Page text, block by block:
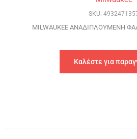
SKU:
MILWAUKEE ΑΝΑΔΙΠΛΟΥΜΕΝH
Καλέστε για